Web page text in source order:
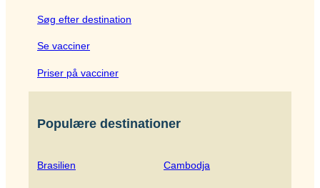
Søg efter destination
Se vacciner
Priser på vacciner
Populære destinationer
Brasilien Cambodja